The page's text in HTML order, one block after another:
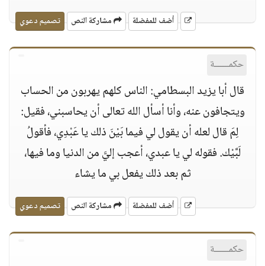
أضف للمفضلة مشاركة النص تصميم دعوي
حكمــــــة
قال أبا يزيد البسطامي: الناس كلهم يهربون من الحساب
ويتجافون عنه، وأنا أسأل الله تعالى أن يحاسبني، فقيل:
لِمَ قال لعله أن يقول لي فيما بَيْنَ ذلك يا عَبْدِي، فأقولُ
لَبَّيْك. فقوله لي يا عبدي، أعجب إليَّ من الدنيا وما فيها،
ثم بعد ذلك يفعل بي ما يشاء
أضف للمفضلة مشاركة النص تصميم دعوي
حكمــــــة